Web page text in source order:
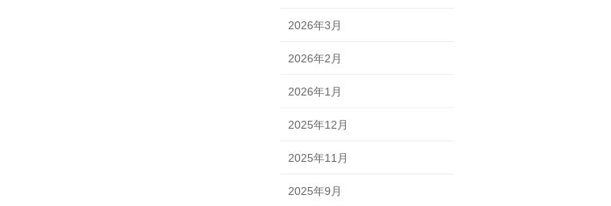
2026年3月
2026年2月
2026年1月
2025年12月
2025年11月
2025年9月